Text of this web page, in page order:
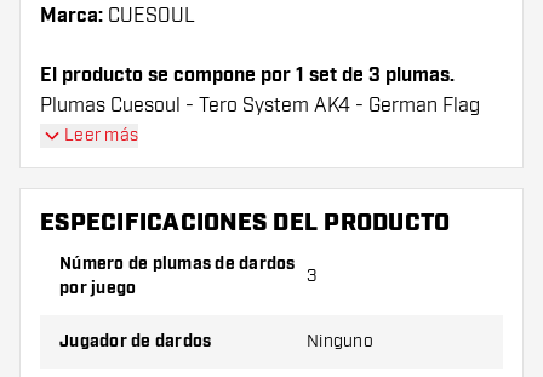
Marca: CUESOUL
El producto se compone por 1 set de 3 plumas.
Plumas Cuesoul - Tero System AK4 - German Flag
Standard plumas tienen una larga vida útil. Estas
plumas sólo se puede utilizar con las cañas Cuesoul.
¡Consejo de Dartshopper!
Asegúrate de tener suficientes plumas y cañas.
Estas pueden dañarse o romperse con el uso.
Leer más
ESPECIFICACIONES DEL PRODUCTO
Número de plumas de dardos
por juego
3
Jugador de dardos Ninguno